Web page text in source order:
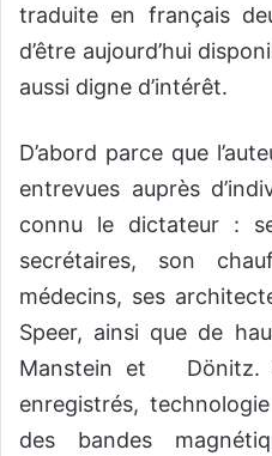
traduite en français
d’être aujourd’hui
aussi digne d’intérêt.
D’abord parce que
entrevues auprès
connu le dictateur :
secrétaires, son
médecins, ses
Speer, ainsi que de
Manstein et Dönitz.
enregistrés,
des bandes